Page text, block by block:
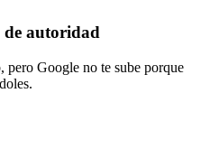
de autoridad
pero Google no te sube porque